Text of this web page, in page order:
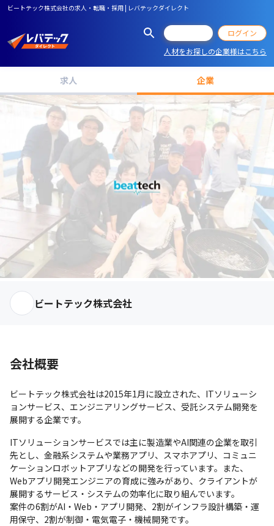
ビートテック株式会社の求人・転職・採用 | レバテックダイレクト
ログイン
人材をお探しの企業様はこちら
求人 企業
ビートテック株式会社
会社概要
ビートテック株式会社は2015年1月に設立された、ITソリューシ
ョンサービス、エンジニアリングサービス、受託システム開発を
展開する企業です。
ITソリューションサービスでは主に製造業やAI関連の企業を取引
先とし、金融系システムや業務アプリ、スマホアプリ、コミュニ
ケーションロボットアプリなどの開発を行っています。また、
Webアプリ開発エンジニアの育成に強みがあり、クライアントが
展開するサービス・システムの効率化に取り組んでいます。
案件の6割がAI・Web・アプリ開発、2割がインフラ設計構築・運
用保守、2割が制御・電気電子・機械開発です。